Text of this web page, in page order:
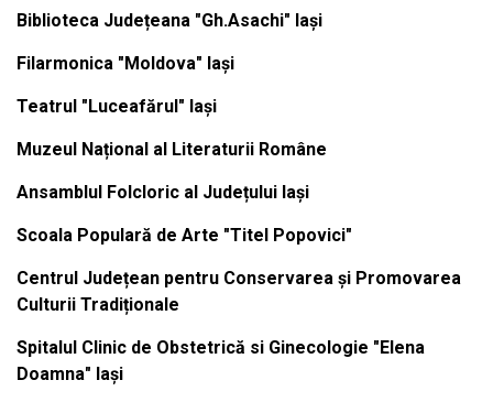
Biblioteca Județeana "Gh.Asachi" Iași
Filarmonica "Moldova" Iași
Teatrul "Luceafărul" Iași
Muzeul Național al Literaturii Române
Ansamblul Folcloric al Județului Iași
Scoala Populară de Arte "Titel Popovici"
Centrul Județean pentru Conservarea și Promovarea
Culturii Tradiționale
Spitalul Clinic de Obstetrică si Ginecologie "Elena
Doamna" Iași